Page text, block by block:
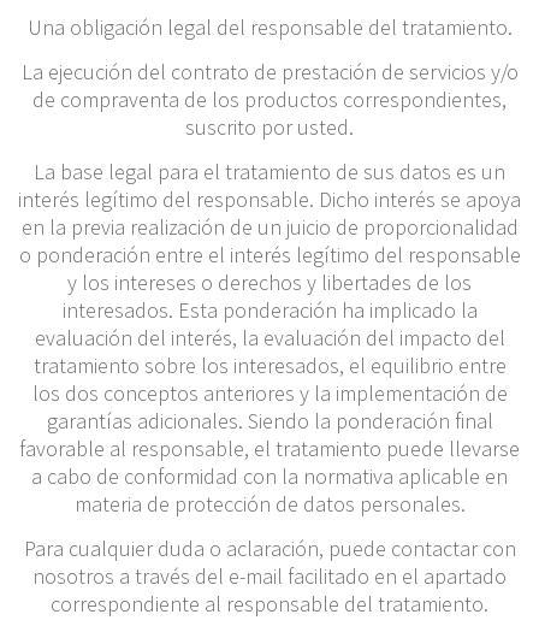
Una obligación legal del responsable del tratamiento.
La ejecución del contrato de prestación de servicios y/o
de compraventa de los productos correspondientes,
suscrito por usted.
La base legal para el tratamiento de sus datos es un
interés legítimo del responsable. Dicho interés se apoya
en la previa realización de un juicio de proporcionalidad
o ponderación entre el interés legítimo del responsable
y los intereses o derechos y libertades de los
interesados. Esta ponderación ha implicado la
evaluación del interés, la evaluación del impacto del
tratamiento sobre los interesados, el equilibrio entre
los dos conceptos anteriores y la implementación de
garantías adicionales. Siendo la ponderación final
favorable al responsable, el tratamiento puede llevarse
a cabo de conformidad con la normativa aplicable en
materia de protección de datos personales.
Para cualquier duda o aclaración, puede contactar con
nosotros a través del e-mail facilitado en el apartado
correspondiente al responsable del tratamiento.